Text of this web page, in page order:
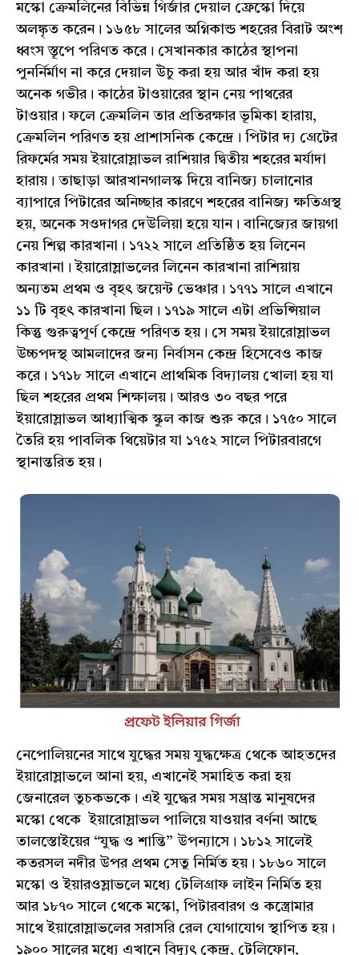
মস্কো ক্রেমলিনের বিভিন্ন গির্জার দেয়াল ফ্রেস্কো দিয়ে
অলঙ্কৃত করেন। ১৬৫৮ সালের অগ্নিকান্ড শহরের বিরাট অংশ
ধ্বংস স্তূপে পরিণত করে। সেখানকার কাঠের স্থাপনা
পুনর্নির্মাণ না করে দেয়াল উঁচু করা হয় আর খাঁদ করা হয়
অনেক গভীর। কাঠের টাওয়ারের স্থান নেয় পাথরের
টাওয়ার। ফলে ক্রেমলিন তার প্রতিরক্ষার ভূমিকা হারায়,
ক্রেমলিন পরিণত হয় প্রাশাসনিক কেন্দ্রে। পিটার দ্য গ্রেটের
রিফর্মের সময় ইয়ারোস্লাভল রাশিয়ার দ্বিতীয় শহরের মর্যাদা
হারায়। তাছাড়া আরখানগালস্ক দিয়ে বানিজ্য চালানোর
ব্যাপারে পিটারের অনিচ্ছার কারণে শহরের বানিজ্য ক্ষতিগ্রস্থ
হয়, অনেক সওদাগর দেউলিয়া হয়ে যান। বানিজ্যের জায়গা
নেয় শিল্প কারখানা। ১৭২২ সালে প্রতিষ্ঠিত হয় লিনেন
কারখানা। ইয়ারোস্লাভলের লিনেন কারখানা রাশিয়ায়
অন্যতম প্রথম ও বৃহৎ জয়েন্ট ভেঞ্চার। ১৭৭১ সালে এখানে
১১ টি বৃহৎ কারখানা ছিল। ১৭১৯ সালে এটা প্রভিন্সিয়াল
কিন্তু গুরুত্বপূর্ণ কেন্দ্রে পরিণত হয়। সে সময় ইয়ারোস্লাভল
উচ্চপদস্থ আমলাদের জন্য নির্বাসন কেন্দ্র হিসেবেও কাজ
করে। ১৭১৮ সালে এখানে প্রাথমিক বিদ্যালয় খোলা হয় যা
ছিল শহরের প্রথম শিক্ষালয়। আরও ৩০ বছর পরে
ইয়ারোস্লাভল আধ্যাত্মিক স্কুল কাজ শুরু করে। ১৭৫০ সালে
তৈরি হয় পাবলিক থিয়েটার যা ১৭৫২ সালে পিটারবারগে
স্থানান্তরিত হয়।
নেপোলিয়নের সাথে যুদ্ধের সময় যুদ্ধক্ষেত্র থেকে আহতদের
ইয়ারোস্লাভলে আনা হয়, এখানেই সমাহিত করা হয়
জেনারেল তুচকভকে। এই যুদ্ধের সময় সম্ভ্রান্ত মানুষদের
মস্কো থেকে ইয়ারোস্লাভল পালিয়ে যাওয়ার বর্ণনা আছে
তালস্তোইয়ের “যুদ্ধ ও শান্তি” উপন্যাসে। ১৮১২ সালেই
কতরসল নদীর উপর প্রথম সেতু নির্মিত হয়। ১৮৬০ সালে
মস্কো ও ইয়ারওস্লাভলে মধ্যে টেলিগ্রাফ লাইন নির্মিত হয়
আর ১৮৭০ সালে থেকে মস্কো, পিটারবারগ ও কস্ত্রোমার
সাথে ইয়ারোস্লাভলের সরাসরি রেল যোগাযোগ স্থাপিত হয়।
১৯০০ সালের মধ্যে এখানে বিদ্যুৎ কেন্দ্র, টেলিফোন,